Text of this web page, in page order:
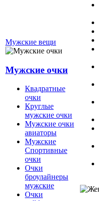
Мужские вещи
Мужские очки
Квадратные
очки
Круглые
мужские очки
Мужские очки
авиаторы
Мужские
Спортивные
очки
Очки
броулайнеры
мужские
Очки